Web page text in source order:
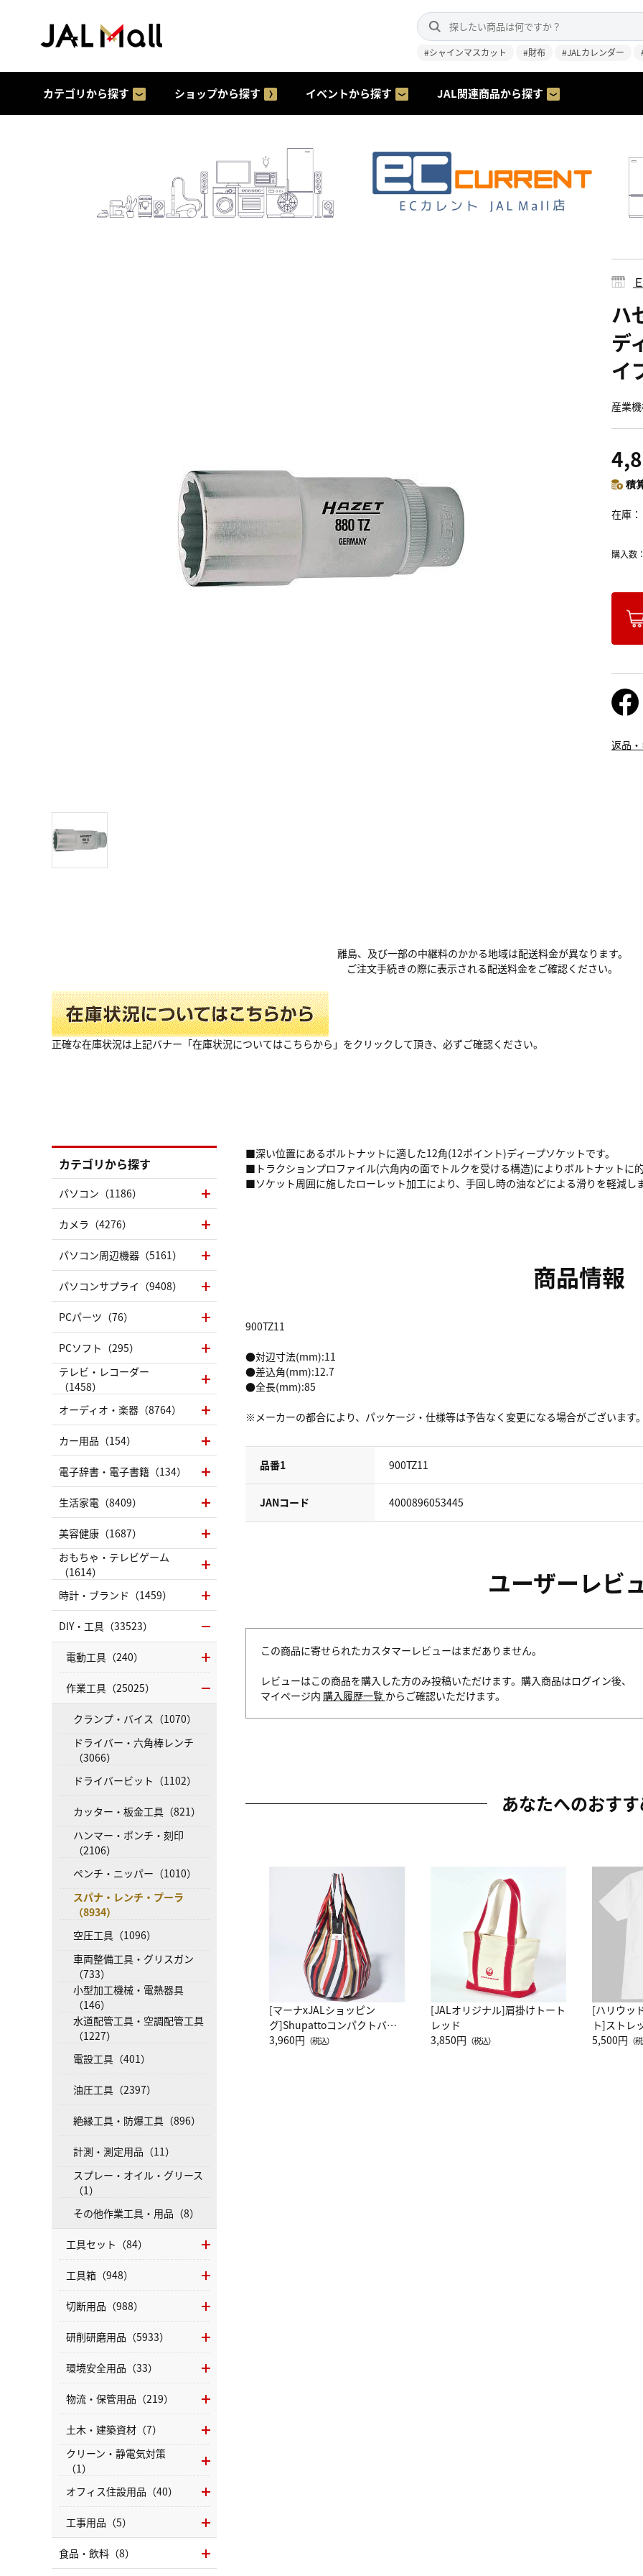
#シャインマスカット #財布 #JALカレンダー
カテゴリから探す ショップから探す イベントから探す JAL関連商品から探す
ハ
デ
イ
産業
積
在庫
購入数：
返品
離島、及び一部の中継料のかかる地域は配送料金が異なります。
ご注文手続きの際に表示される配送料金をご確認ください。
正確な在庫状況は上記バナー「在庫状況についてはこちらから」をクリックして頂き、必ずご確認ください。
■深い位置にあるボルトナットに適した12角(12ポイント)ディープソケットです。
■トラクションプロファイル(六角内の面でトルクを受ける構造)によりボルトナットに的
■ソケット周囲に施したローレット加工により、手回し時の油などによる滑りを軽減しま
商品情報
900TZ11
●対辺寸法(mm):11
●差込角(mm):12.7
●全長(mm):85
※メーカーの都合により、パッケージ・仕様等は予告なく変更になる場合がございます。
品番1 900TZ11
JANコード 4000896053445
ユーザーレビ
この商品に寄せられたカスタマーレビューはまだありません。
レビューはこの商品を購入した方のみ投稿いただけます。購入商品はログイン後、
マイページ内 購入履歴一覧 からご確認いただけます。
あなたへのおす
[マーナxJALショッピン
グ]Shupattoコンパクトバッ
グ Drop JAL客室乗務員
3,960円 （税込）
[JALオリジナル]肩掛けトート
レッド
3,850円 （税込）
[ハリウッ
ト]ストレ
ーネック別
5,500円 （
カテゴリから探す
パソコン（1186）
カメラ（4276）
パソコン周辺機器（5161）
パソコンサプライ（9408）
PCパーツ（76）
PCソフト（295）
テレビ・レコーダー
（1458）
オーディオ・楽器（8764）
カー用品（154）
電子辞書・電子書籍（134）
生活家電（8409）
美容健康（1687）
おもちゃ・テレビゲーム
（1614）
時計・ブランド（1459）
DIY・工具（33523）
電動工具（240）
作業工具（25025）
クランプ・バイス（1070）
ドライバー・六角棒レンチ
（3066）
ドライバービット（1102）
カッター・板金工具（821）
ハンマー・ポンチ・刻印
（2106）
ペンチ・ニッパー（1010）
スパナ・レンチ・プーラ
（8934）
空圧工具（1096）
車両整備工具・グリスガン
（733）
小型加工機械・電熱器具
（146）
水道配管工具・空調配管工具
（1227）
電設工具（401）
油圧工具（2397）
絶縁工具・防爆工具（896）
計測・測定用品（11）
スプレー・オイル・グリース
（1）
その他作業工具・用品（8）
工具セット（84）
工具箱（948）
切断用品（988）
研削研磨用品（5933）
環境安全用品（33）
物流・保管用品（219）
土木・建築資材（7）
クリーン・静電気対策
（1）
オフィス住設用品（40）
工事用品（5）
食品・飲料（8）